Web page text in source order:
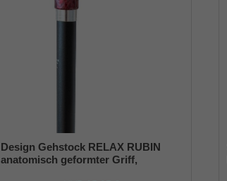
Design Gehstock RELAX RUBIN
anatomisch geformter Griff,